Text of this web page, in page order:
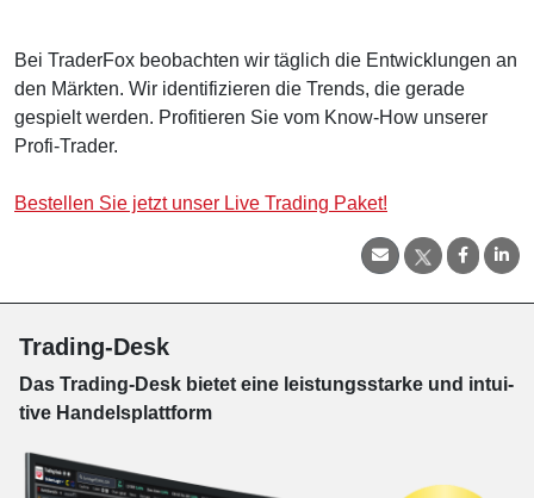
Bei TraderFox beobachten wir täglich die Entwicklungen an
den Märkten. Wir identifizieren die Trends, die gerade
gespielt werden. Profitieren Sie vom Know-How unserer
Profi-Trader.
Bestellen Sie jetzt unser Live Trading Paket!
Trading-Desk
Das Trading-Desk bie­tet eine leis­tungs­star­ke und in­tui­
tive Han­dels­platt­form